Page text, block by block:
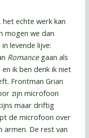
echte werk kan
mogen we dan
levende lijve:
Romance gaan als
ik ben denk ik niet
Frontman Grian
zijn microfoon
maar driftig
de microfoon over
De rest van